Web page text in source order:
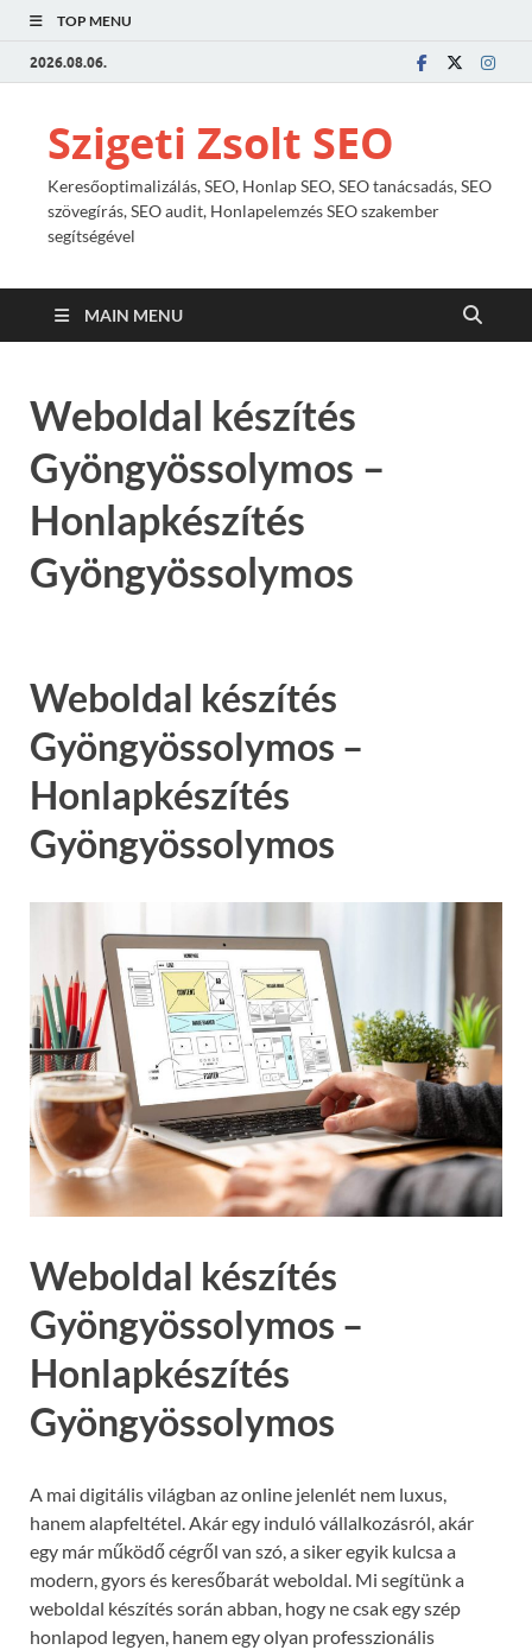
TOP MENU
2026.08.06.
Szigeti Zsolt SEO
Keresőoptimalizálás, SEO, Honlap SEO, SEO tanácsadás, SEO
szövegírás, SEO audit, Honlapelemzés SEO szakember
segítségével
MAIN MENU
Weboldal készítés
Gyöngyössolymos –
Honlapkészítés
Gyöngyössolymos
Weboldal készítés
Gyöngyössolymos –
Honlapkészítés
Gyöngyössolymos
Weboldal készítés
Gyöngyössolymos –
Honlapkészítés
Gyöngyössolymos
A mai digitális világban az online jelenlét nem luxus,
hanem alapfeltétel. Akár egy induló vállalkozásról, akár
egy már működő cégről van szó, a siker egyik kulcsa a
modern, gyors és keresőbarát weboldal. Mi segítünk a
weboldal készítés során abban, hogy ne csak egy szép
honlapod legyen, hanem egy olyan professzionális